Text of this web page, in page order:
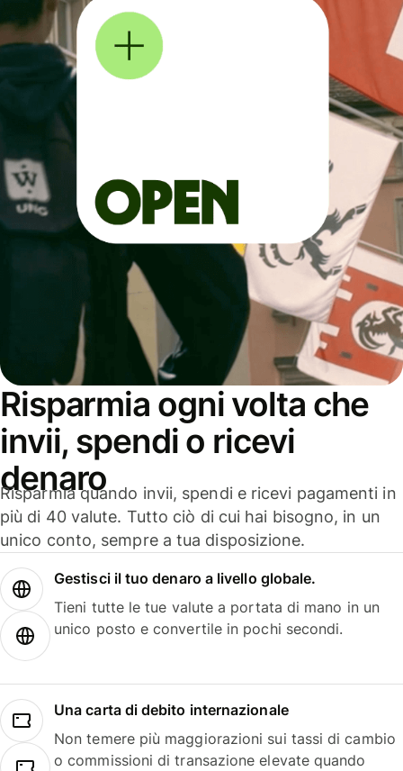
Risparmia ogni volta che
invii, spendi o ricevi
denaro
Risparmia quando invii, spendi e ricevi pagamenti in
più di 40 valute. Tutto ciò di cui hai bisogno, in un
unico conto, sempre a tua disposizione.
Gestisci il tuo denaro a livello globale.
Tieni tutte le tue valute a portata di mano in un
unico posto e convertile in pochi secondi.
Una carta di debito internazionale
Non temere più maggiorazioni sui tassi di cambio
o commissioni di transazione elevate quando